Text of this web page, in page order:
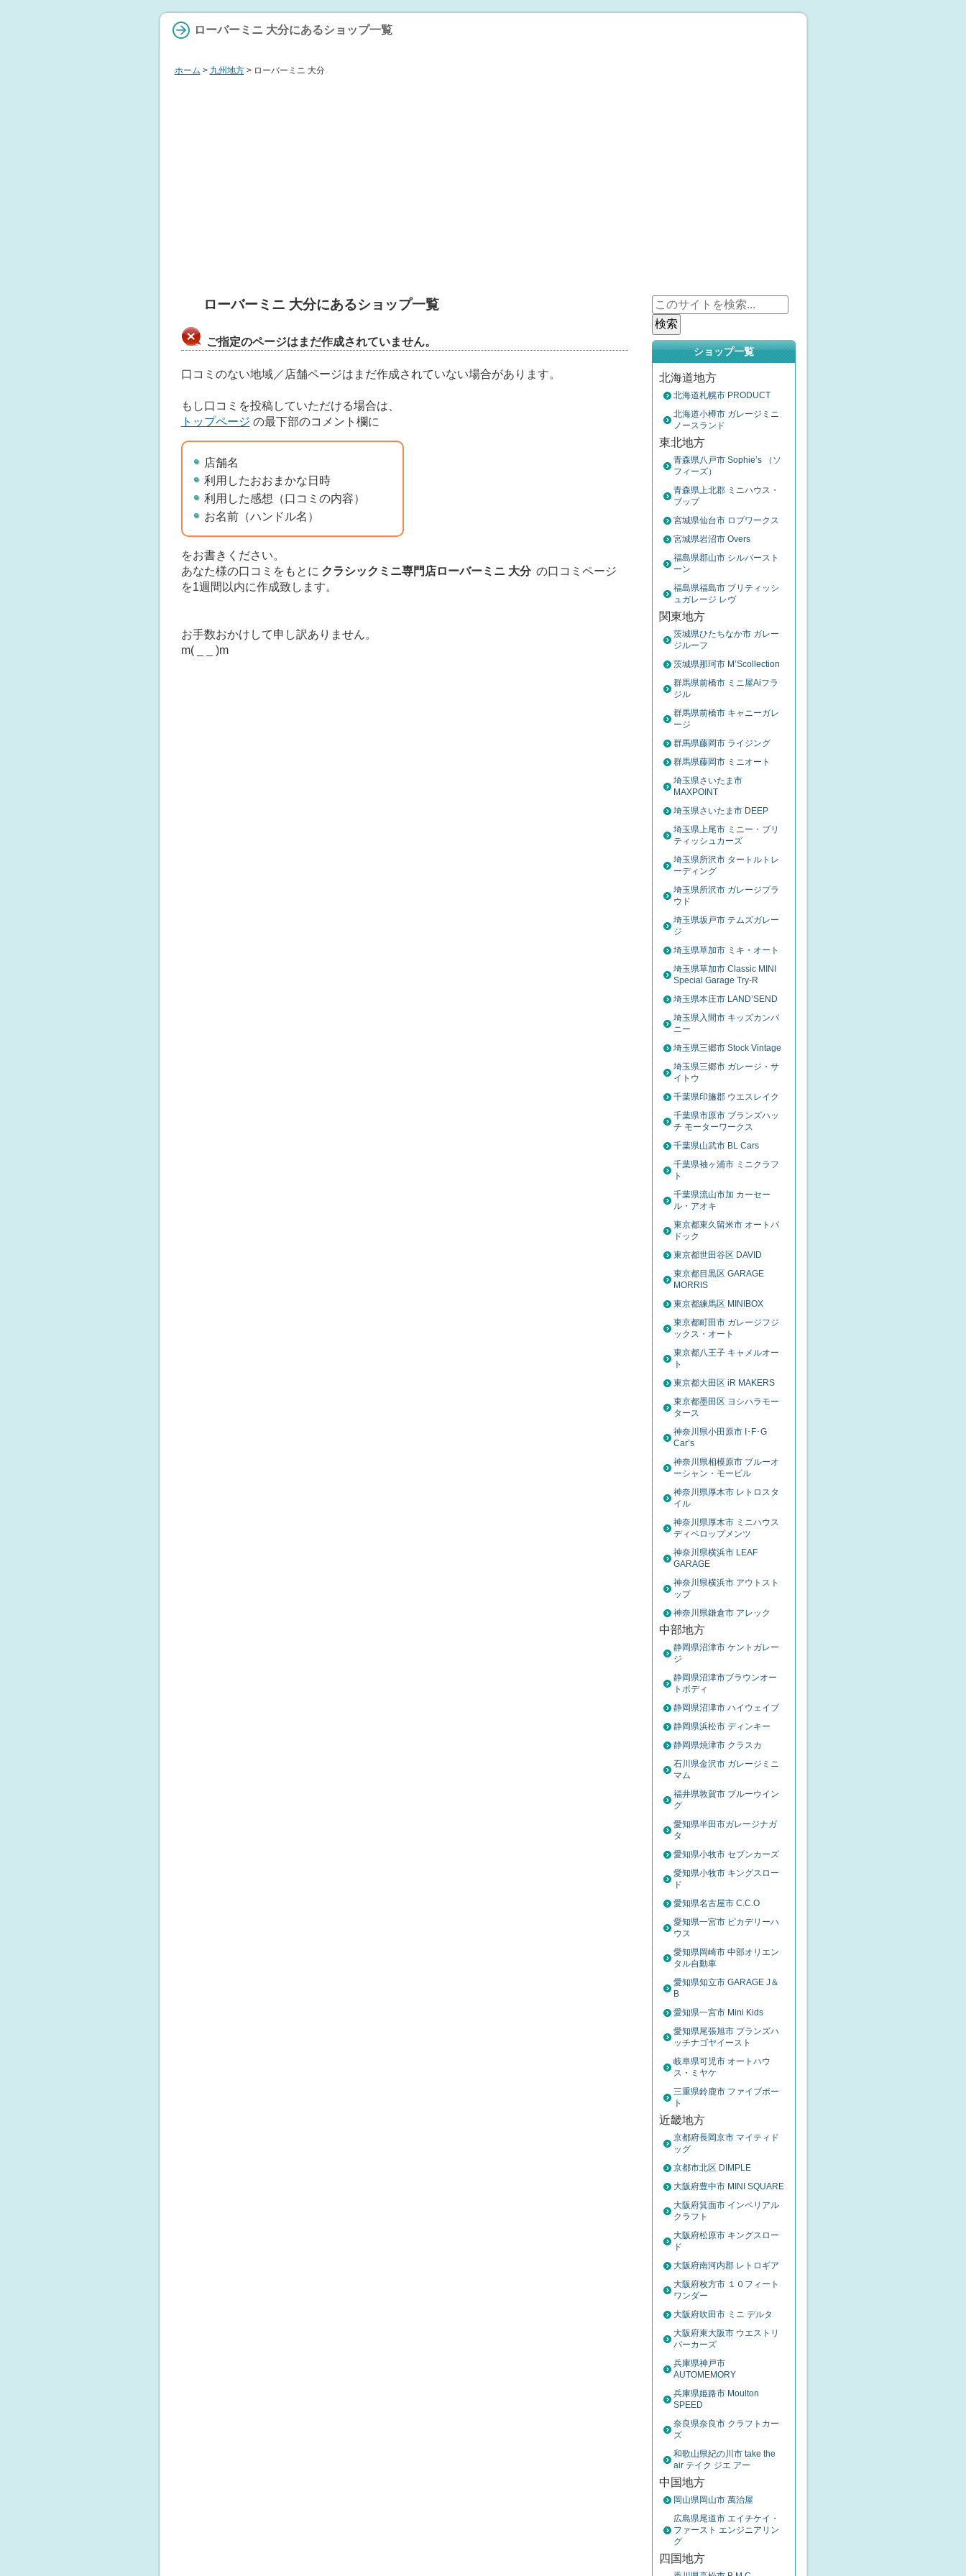
ローバーミニ 大分にあるショップ一覧
ホーム > 九州地方> ローバーミニ 大分
ローバーミニ 大分にあるショップ一覧
ご指定のページはまだ作成されていません。
口コミのない地域／店舗ページはまだ作成されていない場合があります。
もし口コミを投稿していただける場合は、
トップページ の最下部のコメント欄に
店舗名
利用したおおまかな日時
利用した感想（口コミの内容）
お名前（ハンドル名）
をお書きください。
あなた様の口コミをもとに クラシックミニ専門店ローバーミニ 大分 の口コミページ
を1週間以内に作成致します。
お手数おかけして申し訳ありません。
m( _ _ )m
ショップ一覧
北海道地方
北海道札幌市 PRODUCT
北海道小樽市 ガレージミニ
ノースランド
東北地方
青森県八戸市 Sophie’s （ソ
フィーズ）
青森県上北郡 ミニハウス・
ブップ
宮城県仙台市 ロブワークス
宮城県岩沼市 Overs
福島県郡山市 シルバースト
ーン
福島県福島市 ブリティッシ
ュガレージ レヴ
関東地方
茨城県ひたちなか市 ガレー
ジルーフ
茨城県那珂市 M’Scollection
群馬県前橋市 ミニ屋Aiフラ
ジル
群馬県前橋市 キャニーガレ
ージ
群馬県藤岡市 ライジング
群馬県藤岡市 ミニオート
埼玉県さいたま市
MAXPOINT
埼玉県さいたま市 DEEP
埼玉県上尾市 ミニー・ブリ
ティッシュカーズ
埼玉県所沢市 タートルトレ
ーディング
埼玉県所沢市 ガレージプラ
ウド
埼玉県坂戸市 テムズガレー
ジ
埼玉県草加市 ミキ・オート
埼玉県草加市 Classic MINI
Special Garage Try-R
埼玉県本庄市 LAND’SEND
埼玉県入間市 キッズカンパ
ニー
埼玉県三郷市 Stock Vintage
埼玉県三郷市 ガレージ・サ
イトウ
千葉県印旛郡 ウエスレイク
千葉県市原市 ブランズハッ
チ モーターワークス
千葉県山武市 BL Cars
千葉県袖ヶ浦市 ミニクラフ
ト
千葉県流山市加 カーセー
ル・アオキ
東京都東久留米市 オートパ
ドック
東京都世田谷区 DAVID
東京都目黒区 GARAGE
MORRIS
東京都練馬区 MINIBOX
東京都町田市 ガレージフジ
ックス・オート
東京都八王子 キャメルオー
ト
東京都大田区 iR MAKERS
東京都墨田区 ヨシハラモー
タース
神奈川県小田原市 I･F･G
Car’s
神奈川県相模原市 ブルーオ
ーシャン・モービル
神奈川県厚木市 レトロスタ
イル
神奈川県厚木市 ミニハウス
ディベロップメンツ
神奈川県横浜市 LEAF
GARAGE
神奈川県横浜市 アウトスト
ップ
神奈川県鎌倉市 アレック
中部地方
静岡県沼津市 ケントガレー
ジ
静岡県沼津市ブラウンオー
トボディ
静岡県沼津市 ハイウェイブ
静岡県浜松市 ディンキー
静岡県焼津市 クラスカ
石川県金沢市 ガレージミニ
マム
福井県敦賀市 ブルーウイン
グ
愛知県半田市ガレージナガ
タ
愛知県小牧市 セブンカーズ
愛知県小牧市 キングスロー
ド
愛知県名古屋市 C.C.O
愛知県一宮市 ピカデリーハ
ウス
愛知県岡崎市 中部オリエン
タル自動車
愛知県知立市 GARAGE J＆
B
愛知県一宮市 Mini Kids
愛知県尾張旭市 ブランズハ
ッチナゴヤイースト
岐阜県可児市 オートハウ
ス・ミヤケ
三重県鈴鹿市 ファイブポー
ト
近畿地方
京都府長岡京市 マイティド
ッグ
京都市北区 DIMPLE
大阪府豊中市 MINI SQUARE
大阪府箕面市 インペリアル
クラフト
大阪府松原市 キングスロー
ド
大阪府南河内郡 レトロギア
大阪府枚方市 １０フィート
ワンダー
大阪府吹田市 ミニ デルタ
大阪府東大阪市 ウエストリ
バーカーズ
兵庫県神戸市
AUTOMEMORY
兵庫県姫路市 Moulton
SPEED
奈良県奈良市 クラフトカー
ズ
和歌山県紀の川市 take the
air テイク ジエ アー
中国地方
岡山県岡山市 萬治屋
広島県尾道市 エイチケイ・
ファースト エンジニアリン
グ
四国地方